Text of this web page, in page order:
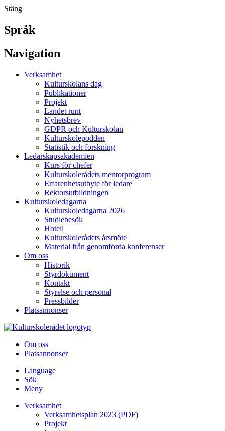
Stäng
Språk
Navigation
Verksamhet
Kulturskolans dag
Publikationer
Projekt
Landet runt
Nyhetsbrev
GDPR och Kulturskolan
Kulturskolepodden
Statistik och forskning
Ledarskapsakademien
Kurs för chefer
Kulturskolerådets mentorprogram
Erfarenhetsutbyte för ledare
Rektorsutbildningen
Kulturskoledagarna
Kulturskoledagarna 2026
Studiebesök
Hotell
Kulturskolerådets årsmöte
Material från genomförda konferenser
Om oss
Historik
Styrdokument
Kontakt
Styrelse och personal
Pressbilder
Platsannonser
Hoppa till innehållet
Om oss
Platsannonser
Language
Sök
Meny
Verksamhet
Verksamhetsplan 2023 (PDF)
Projekt